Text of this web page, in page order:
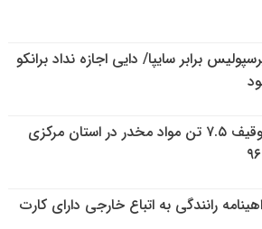
برابر سایپا/ دایی اجازه نداد برانکو
کشف و توقیف ۷.۵ تن مواد مخدر در استان مرکزی
رانندگی به اتباع خارجی دارای کارت